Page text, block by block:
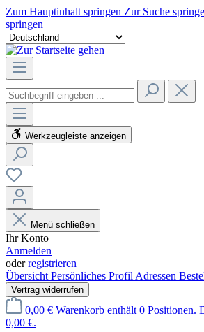
Zum Hauptinhalt springen Zur Suche
springen
Werkzeugleiste anzeigen
Menü schließen
Ihr Konto
Anmelden
oderregistrieren
Übersicht Persönliches Profil Adressen
Vertrag widerrufen
0,00 € Warenkorb enthält 0 Positionen.
0,00 €.